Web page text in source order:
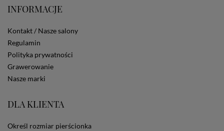
Zautomatyzowane podejmowanie decyzji
Na stronie Sklepu są wykorzystywane pliki cookies.
wygody wszystkich użytkowników (w tym Kupujących)
przy korzystaniu ze Sklepu (zapamiętywanie
preferencji i ustawień na stronie, zbieranie
statystycznych, także przez inne portale, w tym
portale społecznościowe, np. Facebook). Korzystanie
dotyczących cookies oznacza, że będą one
zamieszczane w urządzeniu końcowym każdego
stosowanie plików cookies powinien zmienić
INFORMACJE
Kontakt / Nasze salony
Regulamin
Polityka prywatności
Grawerowanie
Nasze marki
DLA KLIENTA
Określ rozmiar pierścionka